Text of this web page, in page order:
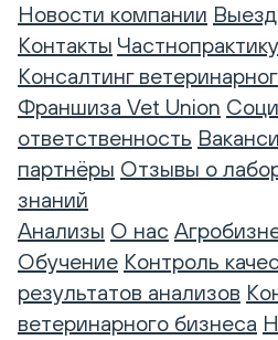
Новости компании
Контакты
Консалтинг
Франшиза Vet Union
ответственность
партнёры Отзывы о
знаний
Анализы О нас
Обучение Контроль
результатов анализов
ветеринарного бизнеса